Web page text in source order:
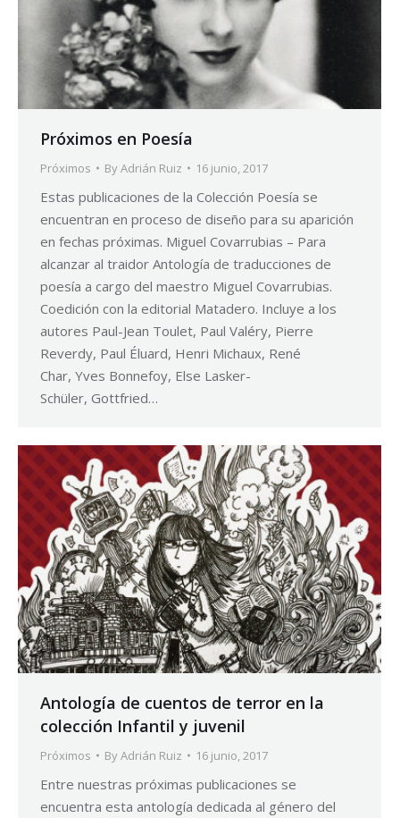
Próximos en Poesía
Próximos ByAdrián Ruiz 16 junio, 2017
Estas publicaciones de la Colección Poesía se
encuentran en proceso de diseño para su aparición
en fechas próximas. Miguel Covarrubias – Para
alcanzar al traidor Antología de traducciones de
poesía a cargo del maestro Miguel Covarrubias.
Coedición con la editorial Matadero. Incluye a los
autores Paul-Jean Toulet, Paul Valéry, Pierre
Reverdy, Paul Éluard, Henri Michaux, René
Char, Yves Bonnefoy, Else Lasker-
Schüler, Gottfried…
Antología de cuentos de terror en la
colección Infantil y juvenil
Próximos ByAdrián Ruiz 16 junio, 2017
Entre nuestras próximas publicaciones se
encuentra esta antología dedicada al género del